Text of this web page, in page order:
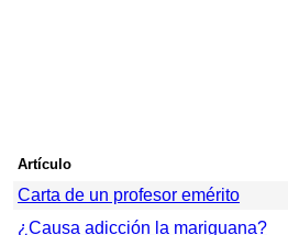
Artículo
Carta de un profesor emérito
¿Causa adicción la mariguana?